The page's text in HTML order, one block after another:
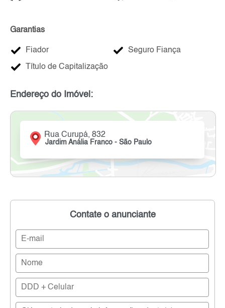
Garantias
Fiador Seguro Fiança
Título de Capitalização
Endereço do Imóvel:
Rua Curupá, 832
Jardim Anália Franco - São Paulo
Contate o anunciante